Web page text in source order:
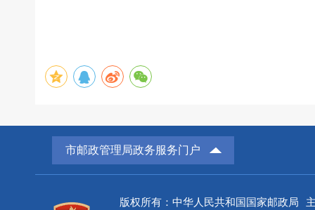
市邮政管理局政务服务门户
版权所有：中华人民共和国国家邮政局